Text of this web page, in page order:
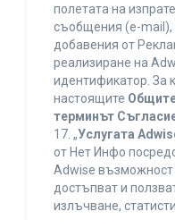
полетата на
съобщения (e-
добавения от
реализиране на
идентификатор. За
настоящите
терминът
17. „Услугата
от Нет Инфо
Adwise
достъпват и
излъчване,